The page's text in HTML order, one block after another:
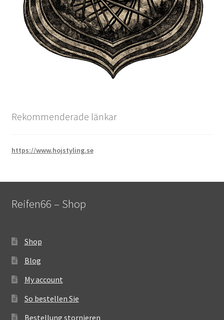
Rekommenderade länkar
https://www.hojstyling.se
Reifen66 – Shop
Shop
Blog
My account
So bestellen Sie
Bestellung stornieren